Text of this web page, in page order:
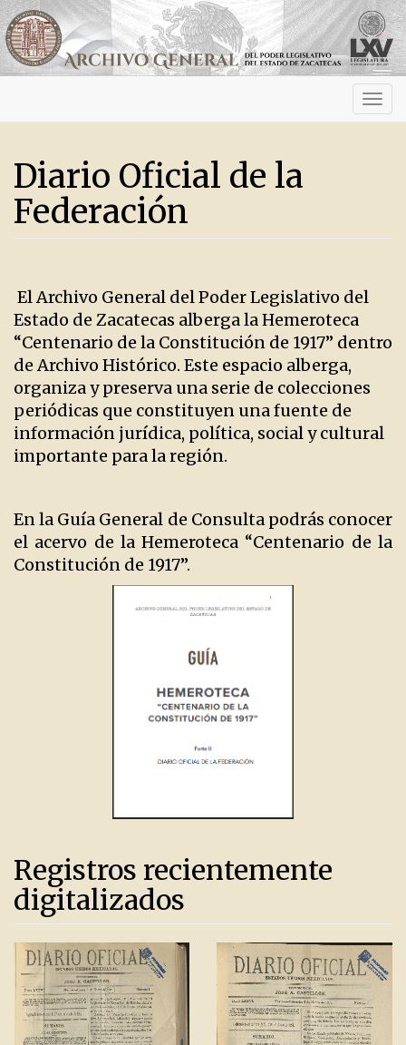
Diario Oficial de la
Federación
El Archivo General del Poder Legislativo del
Estado de Zacatecas alberga la Hemeroteca
“Centenario de la Constitución de 1917” dentro
de Archivo Histórico. Este espacio alberga,
organiza y preserva una serie de colecciones
periódicas que constituyen una fuente de
información jurídica, política, social y cultural
importante para la región.
En la Guía General de Consulta podrás conocer
el acervo de la Hemeroteca “Centenario de la
Constitución de 1917”.
Registros recientemente
digitalizados